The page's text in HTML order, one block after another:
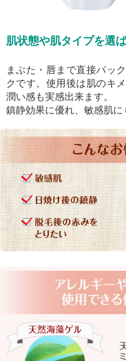
肌状態や肌タイプを選
まぶた・唇まで直接パッ
クです。使用後は肌のキ
潤い感も実感出来ます。
鎮静効果に優れ、敏感肌に